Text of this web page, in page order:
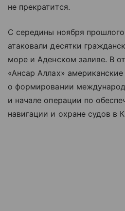
не прекратится.
С середины ноября
атаковали десятки
море и Аденском заливе. В
«Ансар Аллах»
о формировании
и начале операции по
навигации и охране судов в